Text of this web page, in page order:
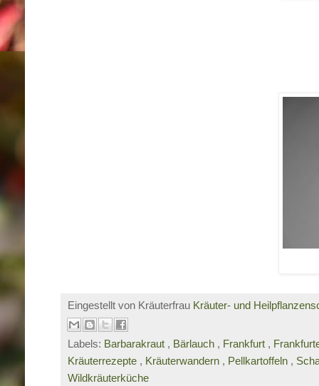
Eingestellt von Kräuterfrau Kräuter- und
Labels: Barbarakraut , Bärlauch , Frankfurt ,
Kräuterrezepte , Kräuterwandern , Pellkartoffeln ,
Wildkräuterküche